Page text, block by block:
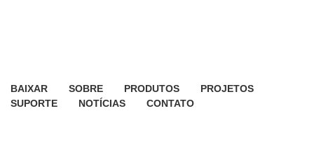
BAIXAR SOBRE PRODUTOS
PROJETOS
SUPORTE
NOTÍCIAS CONTATO